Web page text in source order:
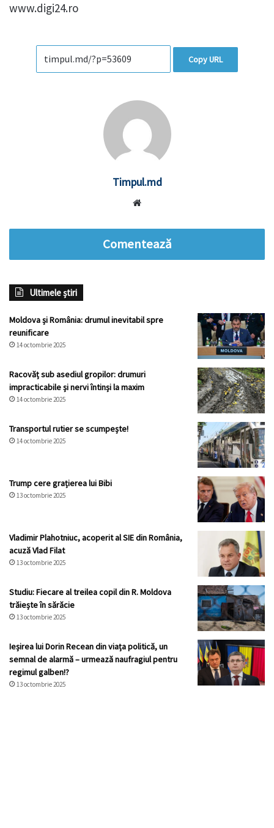
www.digi24.ro
Copy URL
Timpul.md
Comentează
Ultimele știri
Moldova și România: drumul inevitabil spre
reunificare
14 octombrie 2025
Racovăț sub asediul gropilor: drumuri
impracticabile și nervi întinși la maxim
14 octombrie 2025
Transportul rutier se scumpește!
14 octombrie 2025
Trump cere grațierea lui Bibi
13 octombrie 2025
Vladimir Plahotniuc, acoperit al SIE din România,
acuză Vlad Filat
13 octombrie 2025
Studiu: Fiecare al treilea copil din R. Moldova
trăiește în sărăcie
13 octombrie 2025
Ieșirea lui Dorin Recean din viața politică, un
semnal de alarmă – urmează naufragiul pentru
regimul galben!?
13 octombrie 2025